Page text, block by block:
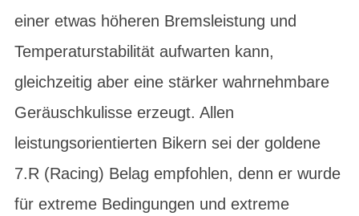
einer etwas höheren Bremsleistung und
Temperaturstabilität aufwarten kann,
gleichzeitig aber eine stärker wahrnehmbare
Geräuschkulisse erzeugt. Allen
leistungsorientierten Bikern sei der goldene
7.R (Racing) Belag empfohlen, denn er wurde
für extreme Bedingungen und extreme